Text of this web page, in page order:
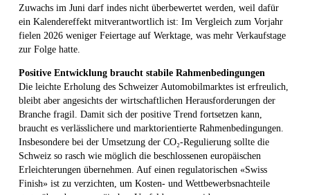
Zuwachs im Juni darf indes nicht überbewertet werden, weil dafür
ein Kalendereffekt mitverantwortlich ist: Im Vergleich zum Vorjahr
fielen 2026 weniger Feiertage auf Werktage, was mehr Verkaufstage
zur Folge hatte.
Positive Entwicklung braucht stabile Rahmenbedingungen
Die leichte Erholung des Schweizer Automobilmarktes ist erfreulich,
bleibt aber angesichts der wirtschaftlichen Herausforderungen der
Branche fragil. Damit sich der positive Trend fortsetzen kann,
braucht es verlässlichere und marktorientierte Rahmenbedingungen.
Insbesondere bei der Umsetzung der CO₂-Regulierung sollte die
Schweiz so rasch wie möglich die beschlossenen europäischen
Erleichterungen übernehmen. Auf einen regulatorischen «Swiss
Finish» ist zu verzichten, um Kosten- und Wettbewerbsnachteile